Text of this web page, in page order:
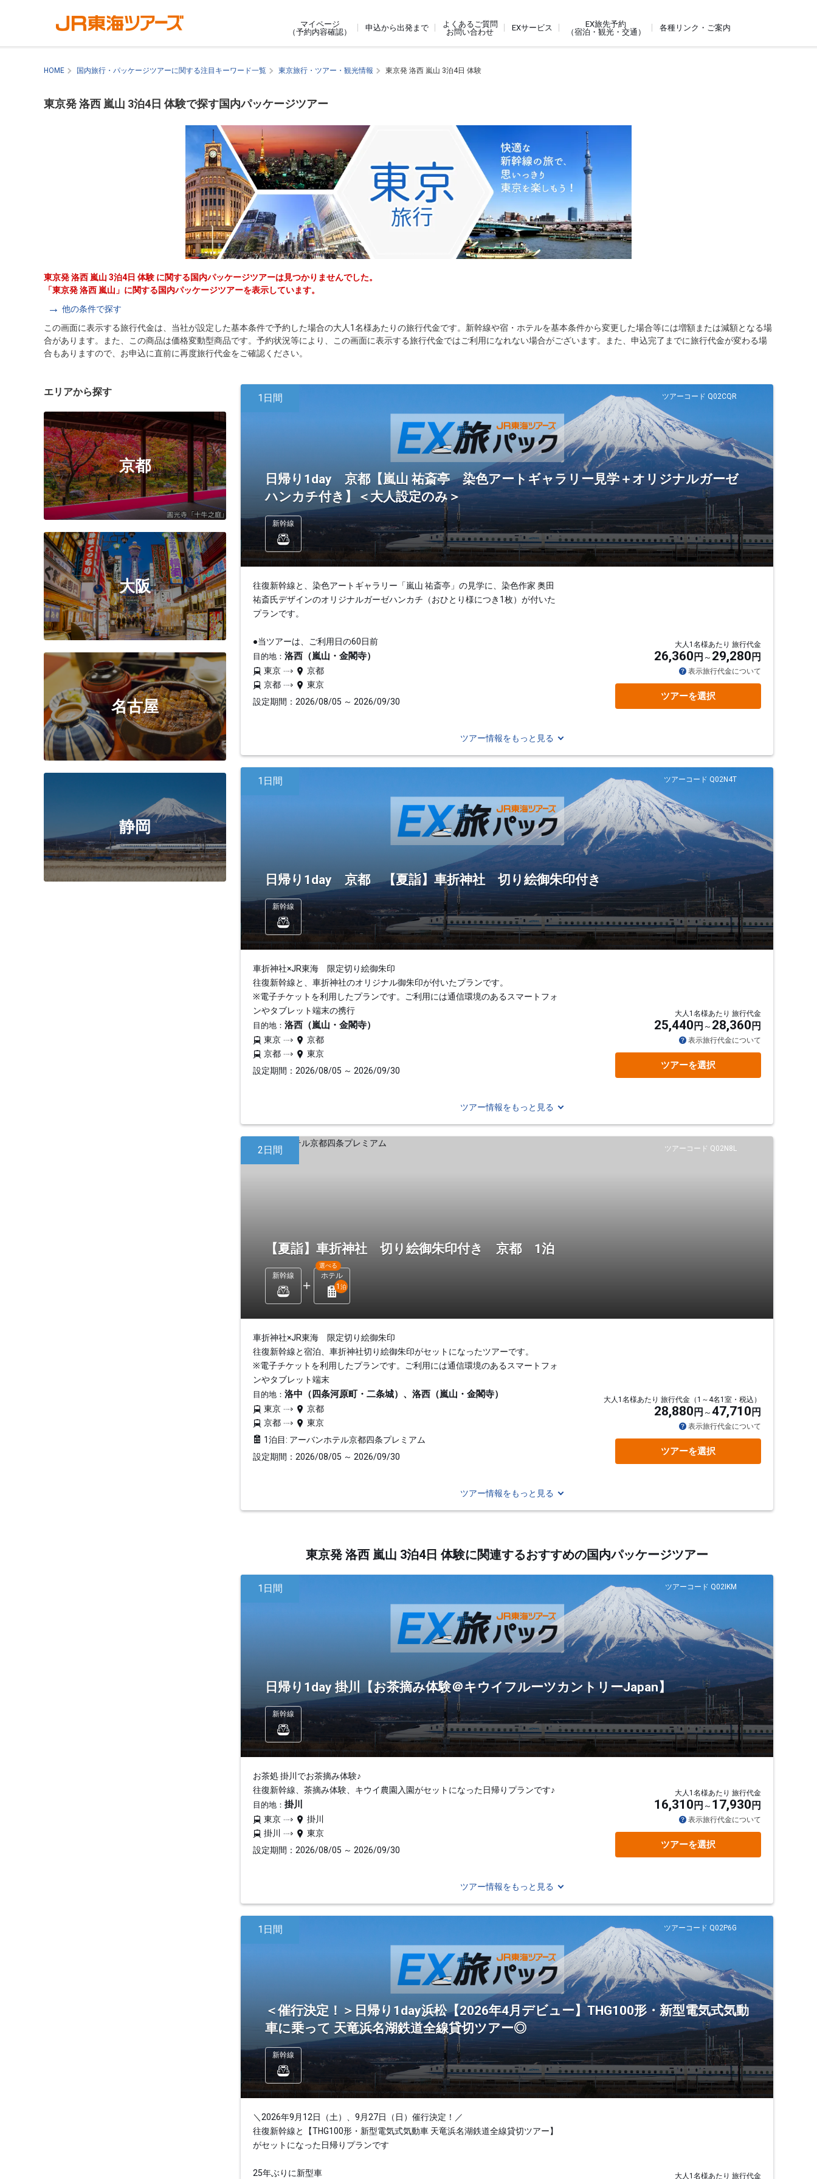
マイページ
（予約内容確認）
申込から出発まで
よくあるご質問
お問い合わせ
EXサービス
EX旅先予約
（宿泊・観光・交通）
各種リンク・ご案内
HOME 国内旅行・パッケージツアーに関する注目キーワード一覧 東京旅行・ツアー・観光情報 東京発 洛西 嵐山 3泊4日 体験
東京発 洛西 嵐山 3泊4日 体験で探す国内パッケージツアー
東京発 洛西 嵐山 3泊4日 体験 に関する国内パッケージツアーは見つかりませんでした。
「東京発 洛西 嵐山」に関する国内パッケージツアーを表示しています。
他の条件で探す
この画面に表示する旅行代金は、当社が設定した基本条件で予約した場合の大人1名様あたりの旅行代金です。新幹線や宿・ホテルを基本条件から変更した場合等には増額または減額となる場
合があります。また、この商品は価格変動型商品です。予約状況等により、この画面に表示する旅行代金ではご利用になれない場合がございます。また、申込完了までに旅行代金が変わる場
合もありますので、お申込に直前に再度旅行代金をご確認ください。
エリアから探す
京都
大阪
名古屋
静岡
ツアーコード Q02CQR
1日間
日帰り1day 京都【嵐山 祐斎亭 染色アートギャラリー見学＋オリジナルガーゼ
ハンカチ付き】＜大人設定のみ＞
新幹線
往復新幹線と、染色アートギャラリー「嵐山 祐斎亭」の見学に、染色作家 奥田
祐斎氏デザインのオリジナルガーゼハンカチ（おひとり様につき1枚）が付いた
プランです。
●当ツアーは、ご利用日の60日前
目的地： 洛西（嵐山・金閣寺）
東京
京都
京都
東京
設定期間：2026/08/05 ～ 2026/09/30
大人1名様あたり 旅行代金
26,360 円 29,280 円
表示旅行代金について
ツアーを選択
ツアー情報をもっと見る
ツアーコード Q02N4T
1日間
日帰り1day 京都 【夏詣】車折神社 切り絵御朱印付き
新幹線
車折神社×JR東海 限定切り絵御朱印
往復新幹線と、車折神社のオリジナル御朱印が付いたプランです。
※電子チケットを利用したプランです。ご利用には通信環境のあるスマートフォ
ンやタブレット端末の携行
目的地： 洛西（嵐山・金閣寺）
東京
京都
京都
東京
設定期間：2026/08/05 ～ 2026/09/30
大人1名様あたり 旅行代金
25,440 円 28,360 円
表示旅行代金について
ツアーを選択
ツアー情報をもっと見る
ツアーコード Q02N8L
2日間
【夏詣】車折神社 切り絵御朱印付き 京都 1泊
新幹線 ホテル
選べる
1 泊
車折神社×JR東海 限定切り絵御朱印
往復新幹線と宿泊、車折神社切り絵御朱印がセットになったツアーです。
※電子チケットを利用したプランです。ご利用には通信環境のあるスマートフォ
ンやタブレット端末
目的地： 洛中（四条河原町・二条城）、洛西（嵐山・金閣寺）
東京
京都
京都
東京
1泊目: アーバンホテル京都四条プレミアム
設定期間：2026/08/05 ～ 2026/09/30
大人1名様あたり 旅行代金（1～4名1室・税込）
28,880 円 47,710 円
表示旅行代金について
ツアーを選択
ツアー情報をもっと見る
東京発 洛西 嵐山 3泊4日 体験に関連するおすすめの国内パッケージツアー
ツアーコード Q02IKM
1日間
日帰り1day 掛川【お茶摘み体験＠キウイフルーツカントリーJapan】
新幹線
お茶処 掛川でお茶摘み体験♪
往復新幹線、茶摘み体験、キウイ農園入園がセットになった日帰りプランです♪
目的地： 掛川
東京
掛川
掛川
東京
設定期間：2026/08/05 ～ 2026/09/30
大人1名様あたり 旅行代金
16,310 円 17,930 円
表示旅行代金について
ツアーを選択
ツアー情報をもっと見る
ツアーコード Q02P6G
1日間
＜催行決定！＞日帰り1day浜松【2026年4月デビュー】THG100形・新型電気式気動
車に乗って 天竜浜名湖鉄道全線貸切ツアー◎
新幹線
＼2026年9月12日（土）、9月27日（日）催行決定！／
往復新幹線と【THG100形・新型電気式気動車 天竜浜名湖鉄道全線貸切ツアー】
がセットになった日帰りプランです
25年ぶりに新型車 大人1名様あたり 旅行代金